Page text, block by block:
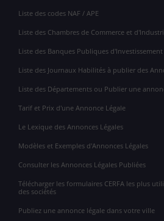
Liste des codes NAF / APE
Liste des Chambres de Commerce et
Liste des Banques Publiques d'Investissement
Liste des Journaux Habilités à publier des
Liste des Départements ou Publier une
Tarif et Prix d'une Annonce Légale
Le Lexique des Annonces Légales
Modèles et Exemples d'Annonces Légales
Consulter les Annonces Légales Publiées
Télécharger les formulaires CERFA les plus
des sociétés
Publiez une annonce légale dans votre ville